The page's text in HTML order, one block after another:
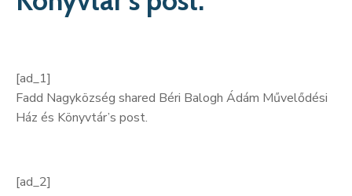
[ad_1]
Fadd Nagyközség shared Béri Balogh Ádám Művelődési
Ház és Könyvtár’s post.
[ad_2]